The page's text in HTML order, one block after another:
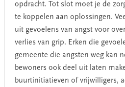
opdracht. Tot slot moet je de
te koppelen aan oplossingen.
uit gevoelens van angst voor
verlies van grip. Erken die
gemeente die angsten weg kan
bewoners ook deel uit laten
buurtinitiatieven of vrijwilligers,